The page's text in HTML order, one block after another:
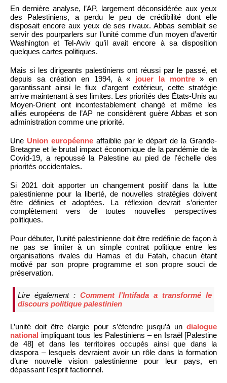
En dernière analyse, l’AP, largement déconsidérée aux yeux
des Palestiniens, a perdu le peu de crédibilité dont elle
disposait encore aux yeux de ses rivaux. Abbas semblait se
servir des pourparlers sur l’unité comme d’un moyen d’avertir
Washington et Tel-Aviv qu’il avait encore à sa disposition
quelques cartes politiques.
Mais si les dirigeants palestiniens ont réussi par le passé, et
depuis sa création en 1994, à « jouer la montre» en
garantissant ainsi le flux d’argent extérieur, cette stratégie
arrive maintenant à ses limites. Les priorités des États-Unis au
Moyen-Orient ont incontestablement changé et même les
alliés européens de l’AP ne considèrent guère Abbas et son
administration comme une priorité.
Une Union européenneaffaiblie par le départ de la Grande-
Bretagne et le brutal impact économique de la pandémie de la
Covid-19, a repoussé la Palestine au pied de l’échelle des
priorités occidentales.
Si 2021 doit apporter un changement positif dans la lutte
palestinienne pour la liberté, de nouvelles stratégies doivent
être définies et adoptées. La réflexion devrait s’orienter
complètement vers de toutes nouvelles perspectives
politiques.
Pour débuter, l’unité palestinienne doit être redéfinie de façon à
ne pas se limiter à un simple contrat politique entre les
organisations rivales du Hamas et du Fatah, chacun étant
motivé par son propre programme et son propre souci de
préservation.
Lire également : Comment l’Intifada a transformé le
discours politique palestinien
L’unité doit être élargie pour s’étendre jusqu’à un dialogue
national impliquant tous les Palestiniens – en Israël [Palestine
de 48] et dans les territoires occupés ainsi que dans la
diaspora – lesquels devraient avoir un rôle dans la formation
d’une nouvelle vision palestinienne pour leur pays, en
dépassant l’esprit factionnel.